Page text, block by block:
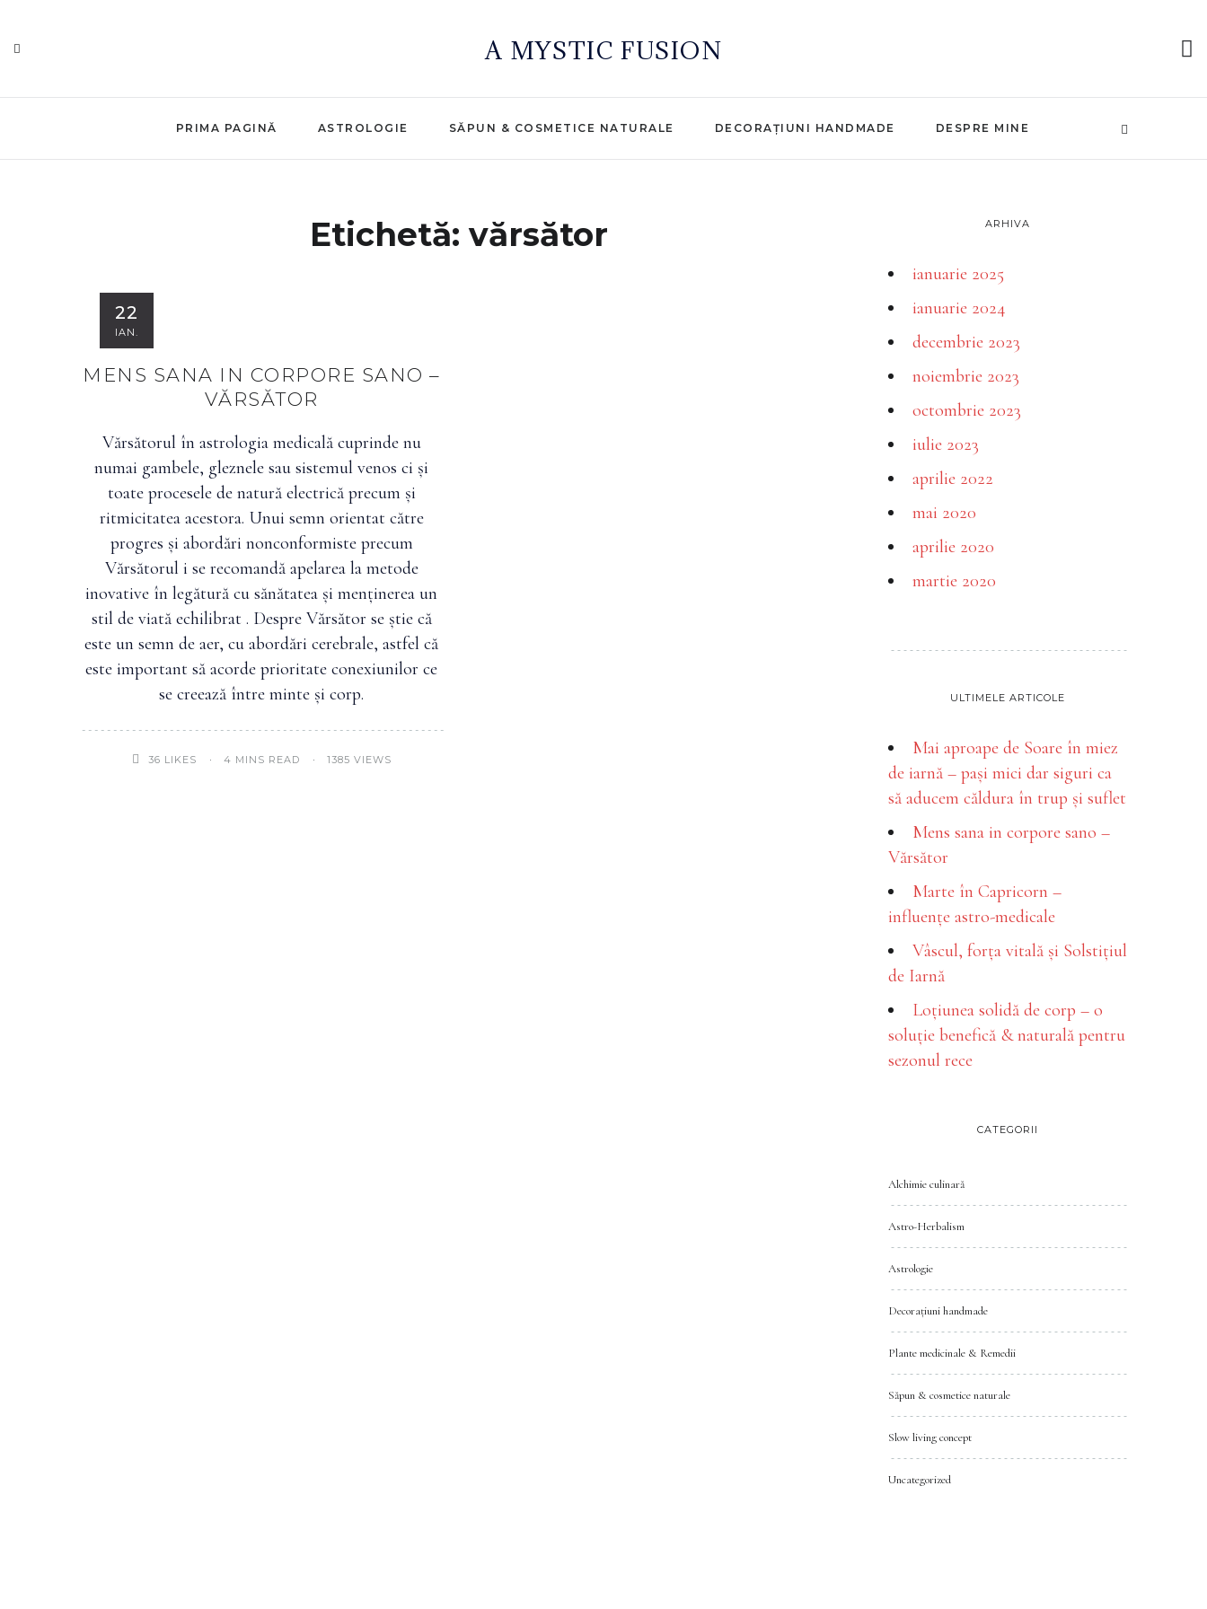
A MYSTIC FUSION
PRIMA PAGINĂ ASTROLOGIE SĂPUN & COSMETICE NATURALE DECORAȚIUNI HANDMADE DESPRE MINE
Etichetă: vărsător
22
IAN.
MENS SANA IN CORPORE SANO –
VĂRSĂTOR
Vărsătorul în astrologia medicală cuprinde nu
numai gambele, gleznele sau sistemul venos ci și
toate procesele de natură electrică precum și
ritmicitatea acestora. Unui semn orientat către
progres și abordări nonconformiste precum
Vărsătorul i se recomandă apelarea la metode
inovative în legătură cu sănătatea și menținerea un
stil de viată echilibrat . Despre Vărsător se știe că
este un semn de aer, cu abordări cerebrale, astfel că
este important să acorde prioritate conexiunilor ce
se creează între minte și corp.
36 LIKES 4 MINS READ 1385 VIEWS
ARHIVA
ianuarie 2025
ianuarie 2024
decembrie 2023
noiembrie 2023
octombrie 2023
iulie 2023
aprilie 2022
mai 2020
aprilie 2020
martie 2020
ULTIMELE ARTICOLE
Mai aproape de Soare în miez
de iarnă – pași mici dar siguri ca
să aducem căldura în trup și suflet
Mens sana in corpore sano –
Vărsător
Marte în Capricorn –
influențe astro-medicale
Vâscul, forța vitală și Solstițiul
de Iarnă
Loțiunea solidă de corp – o
soluție benefică & naturală pentru
sezonul rece
CATEGORII
Alchimie culinară
Astro-Herbalism
Astrologie
Decorațiuni handmade
Plante medicinale & Remedii
Săpun & cosmetice naturale
Slow living concept
Uncategorized